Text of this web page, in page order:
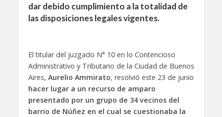
dar debido cumplimiento a la totalidad de
las disposiciones legales vigentes.
El titular del juzgado N° 10 en lo Contencioso
Administrativo y Tributario de la Ciudad de Buenos
Aires, Aurelio Ammirato, resolvió este 23 de junio
hacer lugar a un recurso de amparo
presentado por un grupo de 34 vecinos del
barrio de Núñez en el cual se cuestionaba la